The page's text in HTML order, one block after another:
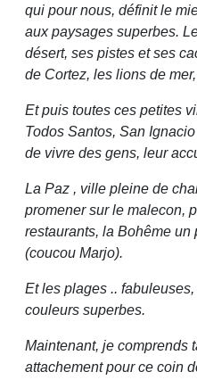
qui pour nous, définit le
aux paysages superbes.
désert, ses pistes et ses
de Cortez, les lions de
Et puis toutes ces petites
Todos Santos, San
de vivre des gens, leur
La Paz , ville pleine de
promener sur le malecon,
restaurants, la Bohême un
(coucou Marjo).
Et les plages ..
couleurs superbes.
Maintenant, je comprends
attachement pour ce coin